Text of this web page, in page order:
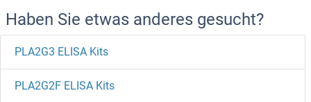
Haben Sie etwas anderes gesucht?
PLA2G3 ELISA Kits
PLA2G2F ELISA Kits